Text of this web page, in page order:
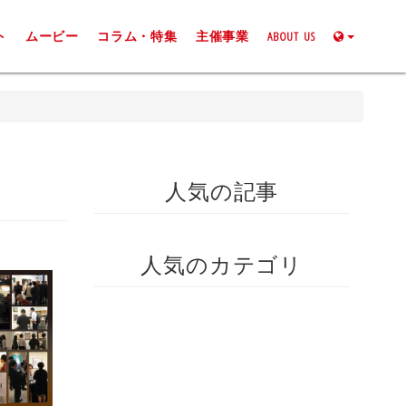
ムービー コラム・特集 主催事業 ABOUT US
人気の記事
人気のカテゴリ